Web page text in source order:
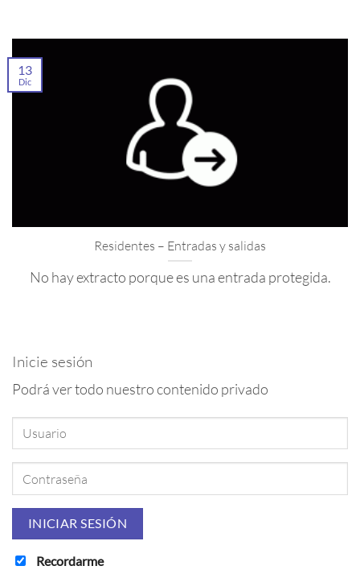
Residentes – Entradas y salidas
No hay extracto porque es una entrada protegida.
13
Dic
Inicie sesión
Podrá ver todo nuestro contenido privado
Recordarme